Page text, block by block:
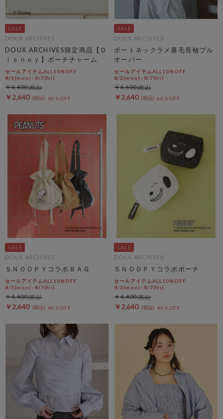
DOUX ARCHIVES
DOUX ARCHIVES限定商品【Ｄ
ｉｓｎｅｙ】ポーチチャーム
セールアイテムALL10%OFF
8/3(mon)~8/7(fri)
￥2,640 40％OFF
￥4,400
DOUX ARCHIVES
ボートネックラメ裏毛長袖プル
オーバー
セールアイテムALL10%OFF
8/3(mon)~8/7(fri)
￥2,640 60％OFF
￥6,600
DOUX ARCHIVES
ＳＮＯＯＰＹコラボＢＡＧ
セールアイテムALL10%OFF
8/3(mon)~8/7(fri)
￥2,640 40％OFF
￥4,400
DOUX ARCHIVES
ＳＮＯＯＰＹコラボポーチ
セールアイテムALL10%OFF
8/3(mon)~8/7(fri)
￥2,640 40％OFF
￥4,400